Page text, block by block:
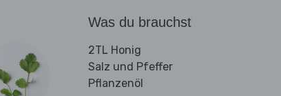
Was du brauchst
2TL Honig
Salz und Pfeffer
Pflanzenöl